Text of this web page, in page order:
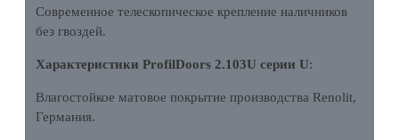
Современное телескопическое крепление наличников
без гвоздей.
Характеристики ProfilDoors 2.103U серии U:
Влагостойкое матовое покрытие производства Renolit,
Германия.